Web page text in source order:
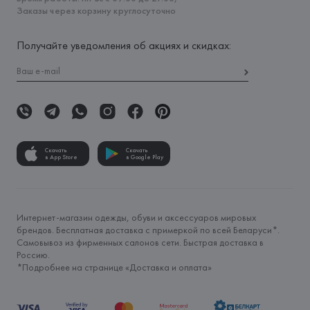
Заказы через корзину круглосуточно
Получайте уведомления об акциях и скидках:
Скачать
в App Store
Скачать
в Google Play
Интернет-магазин одежды, обуви и аксессуаров мировых
брендов. Бесплатная доставка с примеркой по всей Беларуси*.
Самовывоз из фирменных салонов сети. Быстрая доставка в
Россию.
*Подробнее на странице «Доставка и оплата»